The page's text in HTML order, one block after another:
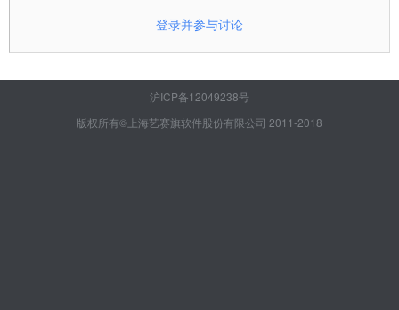
登录并参与讨论
沪ICP备12049238号
版权所有©上海艺赛旗软件股份有限公司 2011-2018